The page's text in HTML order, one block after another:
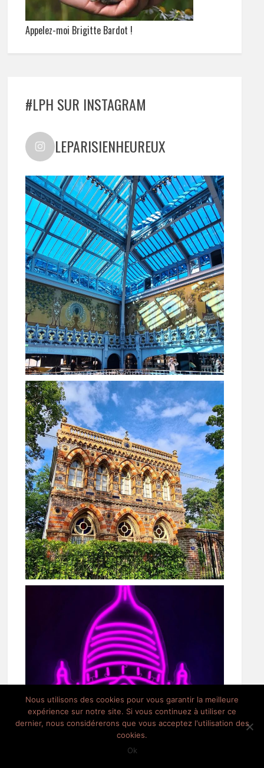
Appelez-moi Brigitte Bardot !
#LPH SUR INSTAGRAM
LEPARISIENHEUREUX
Nous utilisons des cookies pour vous garantir la meilleure
expérience sur notre site. Si vous continuez à utiliser ce
dernier, nous considérerons que vous acceptez l'utilisation des
cookies.
Ok